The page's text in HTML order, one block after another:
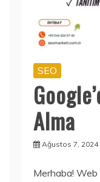
SEO
Alma
Ağustos 7, 2024
Merhaba! Web